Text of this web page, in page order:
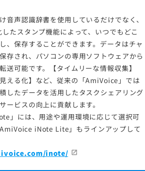
音声認識辞書を使用しているだけでなく、
たスタンプ機能によって、いつでもどこ
、保存することができます。データはチャ
存され、パソコンの専用ソフトウェアから
送可能です。【タイムリーな情報収集】
える化】など、従来の「AmiVoice」では
したデータを活用したタスクシェアリング
ービスの向上に貢献します。
」には、用途や運用環境に応じて選択可
iNote Lite」もラインアップして
inote/